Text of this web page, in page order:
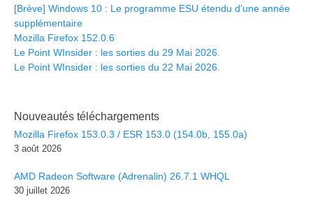
[Brève] Windows 10 : Le programme ESU étendu d’une année
supplémentaire
Mozilla Firefox 152.0.6
Le Point WInsider : les sorties du 29 Mai 2026.
Le Point WInsider : les sorties du 22 Mai 2026.
Nouveautés téléchargements
Mozilla Firefox 153.0.3 / ESR 153.0 (154.0b, 155.0a)
3 août 2026
AMD Radeon Software (Adrenalin) 26.7.1 WHQL
30 juillet 2026